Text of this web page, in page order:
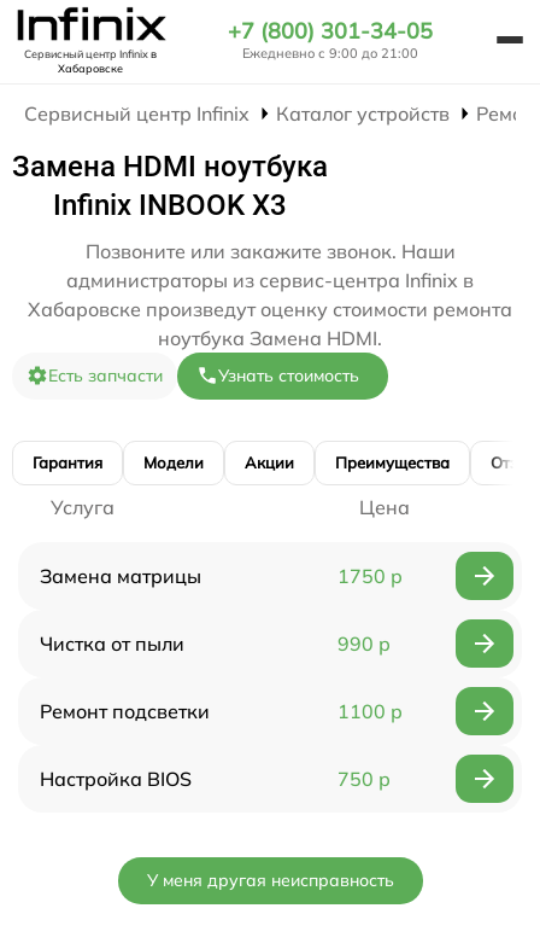
Сервисный центр Infinixв
Хабаровске
+7 (800) 301-34-05
Ежедневно с 9:00 до 21:00
Сервисный центр Infinix Каталог устройств
Замена HDMI ноутбука
Infinix INBOOK X3
Позвоните или закажите звонок. Наши
администраторы из сервис-центра Infinix в
Хабаровске произведут оценку стоимости ремонта
ноутбука Замена HDMI.
Есть запчасти Узнать стоимость
Гарантия Модели Акции Преимущества
Услуга Цена
Замена матрицы 1750 р
Чистка от пыли 990 р
Ремонт подсветки 1100 р
Настройка BIOS 750 р
У меня другая неисправность